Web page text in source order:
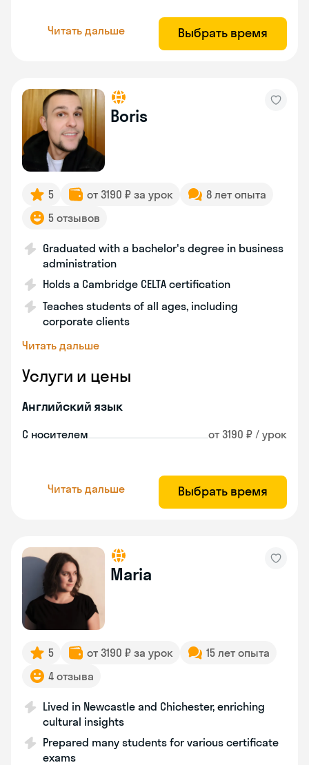
Читать дальше Выбрать время
Boris
5 от 3190 ₽ за урок
8 лет опыта
5 отзывов
Graduated with a bachelor's degree in business
administration
Holds a Cambridge CELTA certification
Teaches students of all ages, including
corporate clients
Читать дальше
Услуги и цены
Английский язык
С носителем от 3190 ₽ / урок
Читать дальше Выбрать время
Maria
5 от 3190 ₽ за урок
15 лет опыта
4 отзыва
Lived in Newcastle and Chichester, enriching
cultural insights
Prepared many students for various certificate
exams